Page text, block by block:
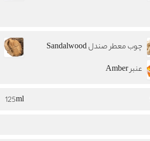
چوب معطر صندل Sandalwood
عنبر Amber
125ml